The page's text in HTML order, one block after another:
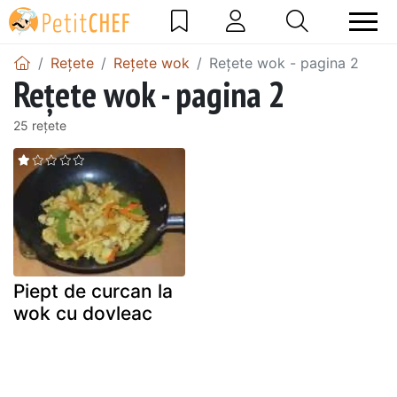
Rețete Rețete wok Rețete wok - pagina 2
Rețete wok - pagina 2
25 rețete
Piept de curcan la
wok cu dovleac